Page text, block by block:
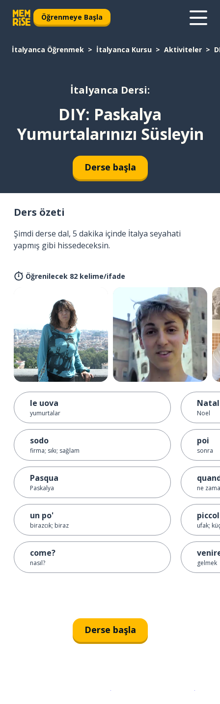
Öğrenmeye Başla
İtalyanca Öğrenmek İtalyanca Kursu Aktiviteler
İtalyanca Dersi:
DIY: Paskalya
Yumurtalarınızı Süsleyin
Derse başla
Ders özeti
Şimdi derse dal, 5 dakika içinde İtalya seyahati
yapmış gibi hissedeceksin.
Öğrenilecek 82 kelime/ifade
le uova
yumurtalar
sodo
firma; sıkı; sağlam
Pasqua
Paskalya
un po'
birazcık; biraz
come?
nasıl?
Noel
poi
sonra
ne
ufak;
gelmek
Derse başla